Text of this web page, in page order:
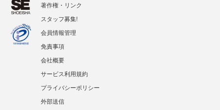
著作権・リンク
スタッフ募集!
会員情報管理
免責事項
会社概要
サービス利用規約
プライバシーポリシー
外部送信